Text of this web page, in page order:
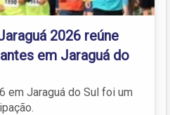
2026 reúne
em Jaraguá do
em Jaraguá do Sul foi um